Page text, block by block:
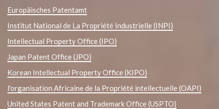
Europäisches Patentamt
Institut National de La Propriété Industrielle (INPI)
Intellectual Property Office (IPO)
Japan Patent Office (JPO)
Korean Intellectual Property Office (KIPO)
l'organisation Africaine de la Propriété intellectuelle (OAPI)
United States Patent and Trademark Office (USPTO)